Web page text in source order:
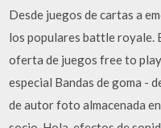
Desde juegos de cartas a
los populares battle royale.
oferta de juegos free to
especial Bandas de goma -
de autor foto almacenada